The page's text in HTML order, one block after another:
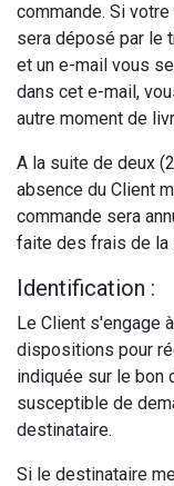
commande. Si
sera déposé par le
et un e-mail vous
dans cet e-mail,
autre moment de
A la suite de deux
absence du Client
commande sera
faite des frais de la
Identification :
Le Client s'engage
dispositions pour
indiquée sur le bon
susceptible de
destinataire.
Si le destinataire